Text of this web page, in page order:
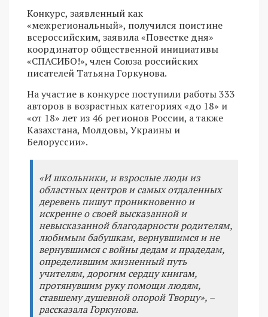
Конкурс, заявленный как
«межрегиональный», получился поистине
всероссийским, заявила «Повестке дня»
координатор общественной инициативы
«СПАСИБО!», член Союза российских
писателей Татьяна Горкунова.
На участие в конкурсе поступили работы 333
авторов в возрастных категориях «до 18» и
«от 18» лет из 46 регионов России, а также
Казахстана, Молдовы, Украины и
Белоруссии».
«И школьники, и взрослые люди из
областных центров и самых отдаленных
деревень пишут проникновенно и
искренне о своей высказанной и
невысказанной благодарности родителям,
любимым бабушкам, вернувшимся и не
вернувшимся с войны дедам и прадедам,
определившим жизненный путь
учителям, дорогим сердцу книгам,
протянувшим руку помощи людям,
ставшему душевной опорой Творцу», –
рассказала Горкунова.